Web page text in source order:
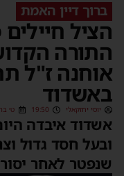
ברוך דיין האמת
חיילים
הקדוש:
ז"ל
יוסי יחזקאלי 19:50 ט׳ בתמוז
איבדה היום
חסד גדול
לאחר